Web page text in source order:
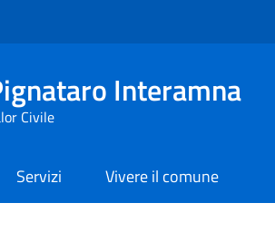
Interamna
Civile
Servizi Vivere il comune